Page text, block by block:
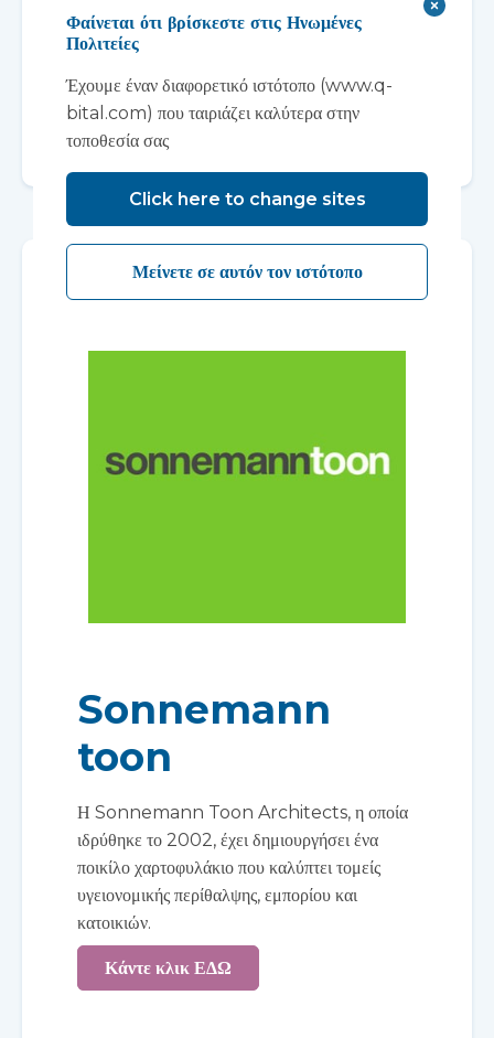
κραδασμούς δαπέδου
Sonnemann
toon
Η Sonnemann Toon Architects, η οποία
ιδρύθηκε το 2002, έχει δημιουργήσει ένα
ποικίλο χαρτοφυλάκιο που καλύπτει τομείς
υγειονομικής περίθαλψης, εμπορίου και
κατοικιών.
Κάντε κλικ ΕΔΩ
Φαίνεται ότι βρίσκεστε στις Ηνωμένες
Πολιτείες
Έχουμε έναν διαφορετικό ιστότοπο (www.q-
bital.com) που ταιριάζει καλύτερα στην
τοποθεσία σας
Click here to change sites
Μείνετε σε αυτόν τον ιστότοπο